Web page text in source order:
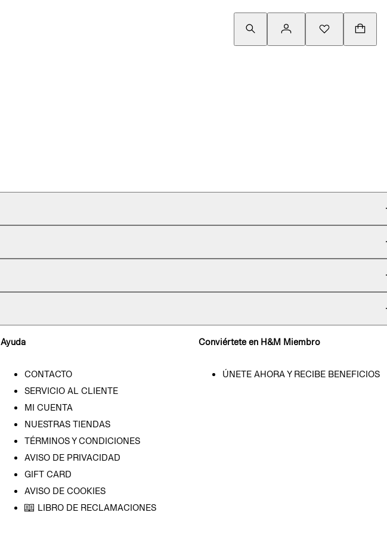
Ayuda
CONTACTO
SERVICIO AL CLIENTE
MI CUENTA
NUESTRAS TIENDAS
TÉRMINOS Y CONDICIONES
AVISO DE PRIVACIDAD
GIFT CARD
AVISO DE COOKIES
LIBRO DE RECLAMACIONES
Conviértete en H&M Miembro
ÚNETE AHORA Y RECIBE BENEFICIOS